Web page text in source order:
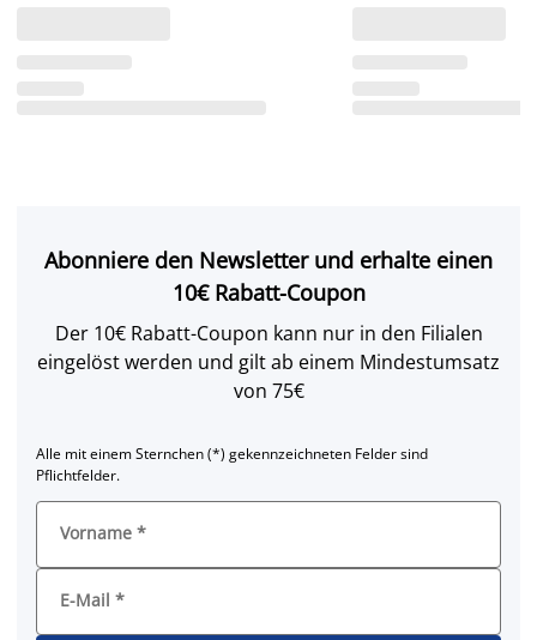
Abonniere den Newsletter und erhalte einen
10€ Rabatt-Coupon
Der 10€ Rabatt-Coupon kann nur in den Filialen
eingelöst werden und gilt ab einem Mindestumsatz
von 75€
Alle mit einem Sternchen (*) gekennzeichneten Felder sind
Pflichtfelder.
Vorname *
E-Mail *